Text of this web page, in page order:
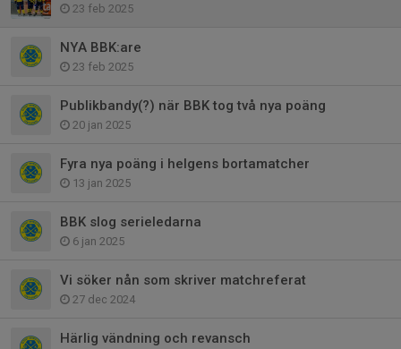
23 feb 2025
NYA BBK:are
23 feb 2025
Publikbandy(?) när BBK tog två nya poäng
20 jan 2025
Fyra nya poäng i helgens bortamatcher
13 jan 2025
BBK slog serieledarna
6 jan 2025
Vi söker nån som skriver matchreferat
27 dec 2024
Härlig vändning och revansch